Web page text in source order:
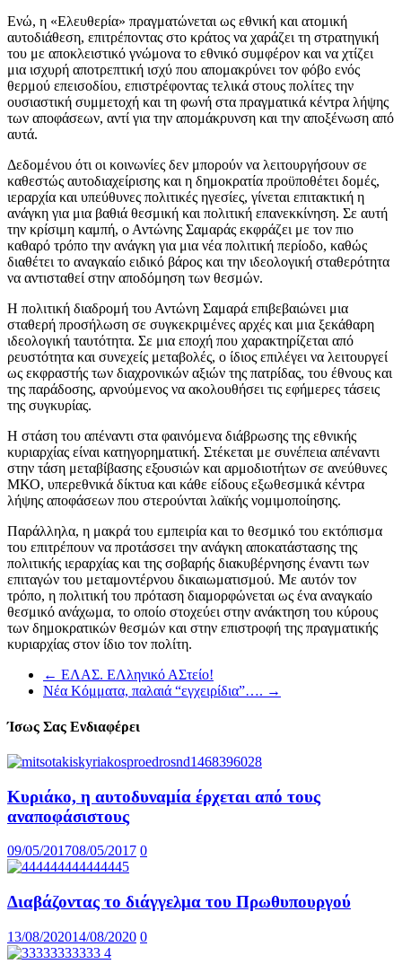
Ενώ, η «Ελευθερία» πραγματώνεται ως εθνική και ατομική
αυτοδιάθεση, επιτρέποντας στο κράτος να χαράζει τη στρατηγική
του με αποκλειστικό γνώμονα το εθνικό συμφέρον και να χτίζει
μια ισχυρή αποτρεπτική ισχύ που απομακρύνει τον φόβο ενός
θερμού επεισοδίου, επιστρέφοντας τελικά στους πολίτες την
ουσιαστική συμμετοχή και τη φωνή στα πραγματικά κέντρα λήψης
των αποφάσεων, αντί για την απομάκρυνση και την αποξένωση από
αυτά.
Δεδομένου ότι οι κοινωνίες δεν μπορούν να λειτουργήσουν σε
καθεστώς αυτοδιαχείρισης και η δημοκρατία προϋποθέτει δομές,
ιεραρχία και υπεύθυνες πολιτικές ηγεσίες, γίνεται επιτακτική η
ανάγκη για μια βαθιά θεσμική και πολιτική επανεκκίνηση. Σε αυτή
την κρίσιμη καμπή, ο Αντώνης Σαμαράς εκφράζει με τον πιο
καθαρό τρόπο την ανάγκη για μια νέα πολιτική περίοδο, καθώς
διαθέτει το αναγκαίο ειδικό βάρος και την ιδεολογική σταθερότητα
να αντισταθεί στην αποδόμηση των θεσμών.
Η πολιτική διαδρομή του Αντώνη Σαμαρά επιβεβαιώνει μια
σταθερή προσήλωση σε συγκεκριμένες αρχές και μια ξεκάθαρη
ιδεολογική ταυτότητα. Σε μια εποχή που χαρακτηρίζεται από
ρευστότητα και συνεχείς μεταβολές, ο ίδιος επιλέγει να λειτουργεί
ως εκφραστής των διαχρονικών αξιών της πατρίδας, του έθνους και
της παράδοσης, αρνούμενος να ακολουθήσει τις εφήμερες τάσεις
της συγκυρίας.
Η στάση του απέναντι στα φαινόμενα διάβρωσης της εθνικής
κυριαρχίας είναι κατηγορηματική. Στέκεται με συνέπεια απέναντι
στην τάση μεταβίβασης εξουσιών και αρμοδιοτήτων σε ανεύθυνες
ΜΚΟ, υπερεθνικά δίκτυα και κάθε είδους εξωθεσμικά κέντρα
λήψης αποφάσεων που στερούνται λαϊκής νομιμοποίησης.
Παράλληλα, η μακρά του εμπειρία και το θεσμικό του εκτόπισμα
του επιτρέπουν να προτάσσει την ανάγκη αποκατάστασης της
πολιτικής ιεραρχίας και της σοβαρής διακυβέρνησης έναντι των
επιταγών του μεταμοντέρνου δικαιωματισμού. Με αυτόν τον
τρόπο, η πολιτική του πρόταση διαμορφώνεται ως ένα αναγκαίο
θεσμικό ανάχωμα, το οποίο στοχεύει στην ανάκτηση του κύρους
των δημοκρατικών θεσμών και στην επιστροφή της πραγματικής
κυριαρχίας στον ίδιο τον πολίτη.
← ΕΛΑΣ. ΕΛληνικό ΑΣτείο!
Νέα Κόμματα, παλαιά “εγχειρίδια”…. →
Ίσως Σας Ενδιαφέρει
Κυριάκο, η αυτοδυναμία έρχεται από τους
αναποφάσιστους
09/05/201708/05/2017 0
Διαβάζοντας το διάγγελμα του Πρωθυπουργού
13/08/202014/08/2020 0